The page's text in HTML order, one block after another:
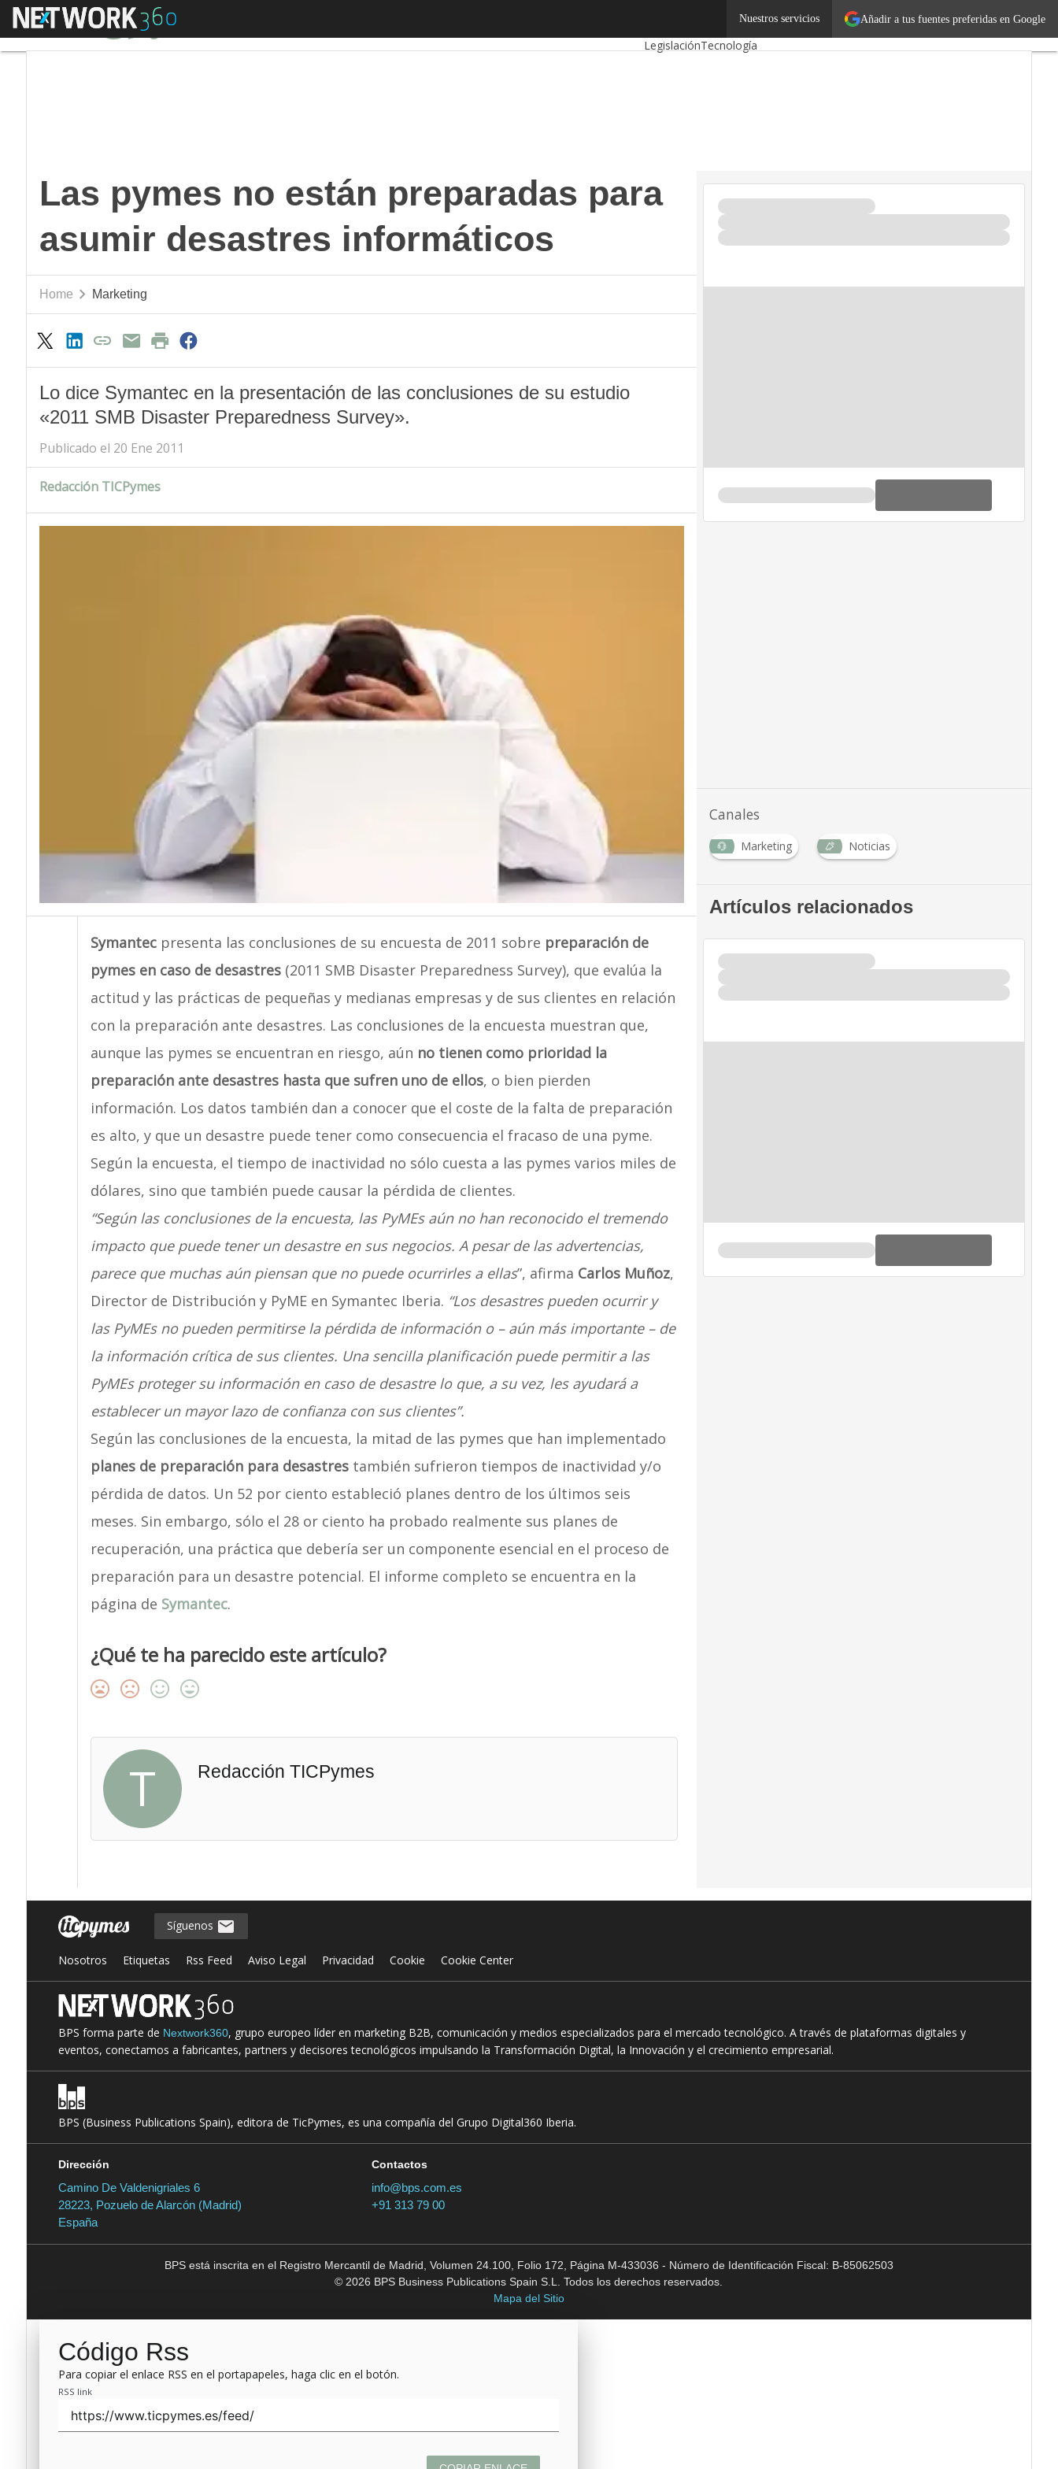
Añadir a tus fuentes preferidas en Google
Nuestros servicios
Menú
Emprendedores
LegislaciónTecnología
Las pymes no están preparadas para
asumir desastres informáticos
Home Marketing
Lo dice Symantec en la presentación de las conclusiones de su estudio
«2011 SMB Disaster Preparedness Survey».
Publicado el 20 Ene 2011
Redacción TICPymes
Symantecpresenta las conclusiones de su encuesta de 2011 sobre preparación de
pymes en caso de desastres(2011 SMB Disaster Preparedness Survey), que evalúa la
actitud y las prácticas de pequeñas y medianas empresas y de sus clientes en relación
con la preparación ante desastres. Las conclusiones de la encuesta muestran que,
aunque las pymes se encuentran en riesgo, aún no tienen como prioridad la
preparación ante desastres hasta que sufren uno de ellos, o bien pierden
información. Los datos también dan a conocer que el coste de la falta de preparación
es alto, y que un desastre puede tener como consecuencia el fracaso de una pyme.
Según la encuesta, el tiempo de inactividad no sólo cuesta a las pymes varios miles de
dólares, sino que también puede causar la pérdida de clientes.
“Según las conclusiones de la encuesta, las PyMEs aún no han reconocido el tremendo
impacto que puede tener un desastre en sus negocios. A pesar de las advertencias,
parece que muchas aún piensan que no puede ocurrirles a ellas”, afirma Carlos Muñoz,
Director de Distribución y PyME en Symantec Iberia. “Los desastres pueden ocurrir y
las PyMEs no pueden permitirse la pérdida de información o – aún más importante – de
la información crítica de sus clientes. Una sencilla planificación puede permitir a las
PyMEs proteger su información en caso de desastre lo que, a su vez, les ayudará a
establecer un mayor lazo de confianza con sus clientes”.
Según las conclusiones de la encuesta, la mitad de las pymes que han implementado
planes de preparación para desastrestambién sufrieron tiempos de inactividad y/o
pérdida de datos. Un 52 por ciento estableció planes dentro de los últimos seis
meses. Sin embargo, sólo el 28 or ciento ha probado realmente sus planes de
recuperación, una práctica que debería ser un componente esencial en el proceso de
preparación para un desastre potencial. El informe completo se encuentra en la
página de Symantec.
¿Qué te ha parecido este artículo?
T Redacción TICPymes
Canales
Marketing Noticias
Artículos relacionados
Síguenos
Nosotros Etiquetas Rss Feed Aviso Legal Privacidad Cookie Cookie Center
BPS forma parte de Nextwork360, grupo europeo líder en marketing B2B, comunicación y medios especializados para el mercado tecnológico. A través de plataformas digitales y
eventos, conectamos a fabricantes, partners y decisores tecnológicos impulsando la Transformación Digital, la Innovación y el crecimiento empresarial.
BPS (Business Publications Spain), editora de TicPymes, es una compañía del Grupo Digital360 Iberia.
Dirección
Camino De Valdenigriales 6
28223, Pozuelo de Alarcón (Madrid)
España
Contactos
info@bps.com.es
+91 313 79 00
BPS está inscrita en el Registro Mercantil de Madrid, Volumen 24.100, Folio 172, Página M-433036 - Número de Identificación Fiscal: B-85062503
© 2026 BPS Business Publications Spain S.L. Todos los derechos reservados.
Mapa del Sitio
Código Rss
Para copiar el enlace RSS en el portapapeles, haga clic en el botón.
RSS link